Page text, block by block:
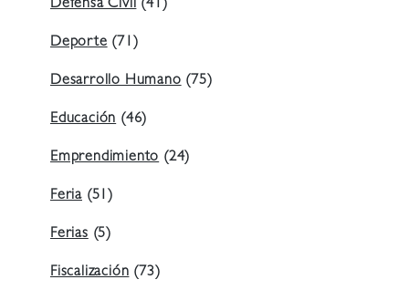
Defensa Civil(41)
Deporte(71)
Desarrollo Humano(75)
Educación(46)
Emprendimiento(24)
Feria (51)
Ferias(5)
Fiscalización(73)